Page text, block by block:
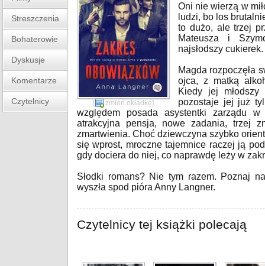
Streszczenia
Bohaterowie
Dyskusje
Komentarze
Czytelnicy [ zmień okładkę]
Oni nie wierzą w
ludzi, bo los
to dużo, ale trzej
Mateusza i
najsłodszy cukierek.
Magda rozpoczęła
ojca, z matką
Kiedy jej
pozostaje jej już
względem posada asystentki zarządu
atrakcyjna pensja, nowe zadania, trzej
zmartwienia. Choć dziewczyna szybko
się wprost, mroczne tajemnice raczej ją
gdy dociera do niej, co naprawdę leży w
Słodki romans? Nie tym razem. Poznaj
wyszła spod pióra Anny Langner.
Czytelnicy tej książki polecają